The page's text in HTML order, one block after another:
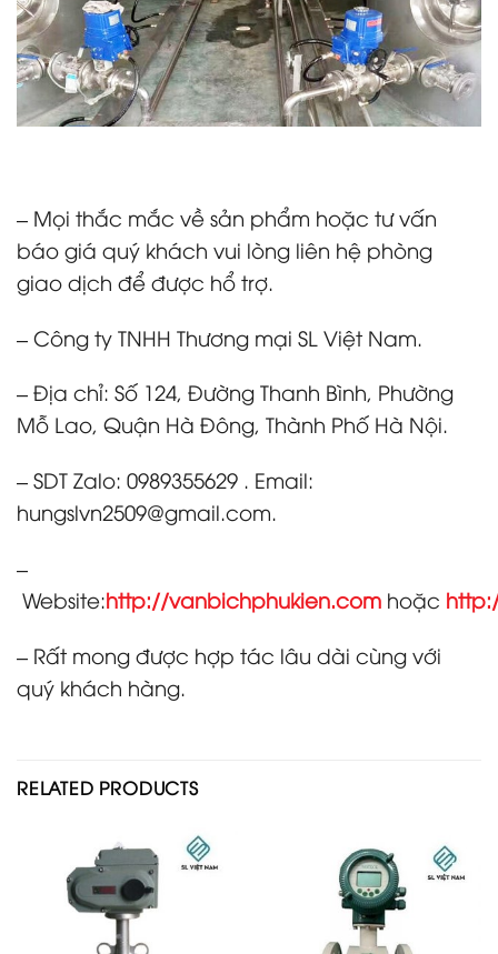
– Mọi thắc mắc về sản phẩm hoặc tư vấn
báo giá quý khách vui lòng liên hệ phòng
giao dịch để được hổ trợ.
– Công ty TNHH Thương mại SL Việt Nam.
– Địa chỉ: Số 124, Đường Thanh Bình, Phường
Mỗ Lao, Quận Hà Đông, Thành Phố Hà Nội.
– SDT Zalo: 0989355629 . Email:
hungslvn2509@gmail.com.
–
Website:http://vanbichphukien.com hoặc
– Rất mong được hợp tác lâu dài cùng với
quý khách hàng.
RELATED PRODUCTS